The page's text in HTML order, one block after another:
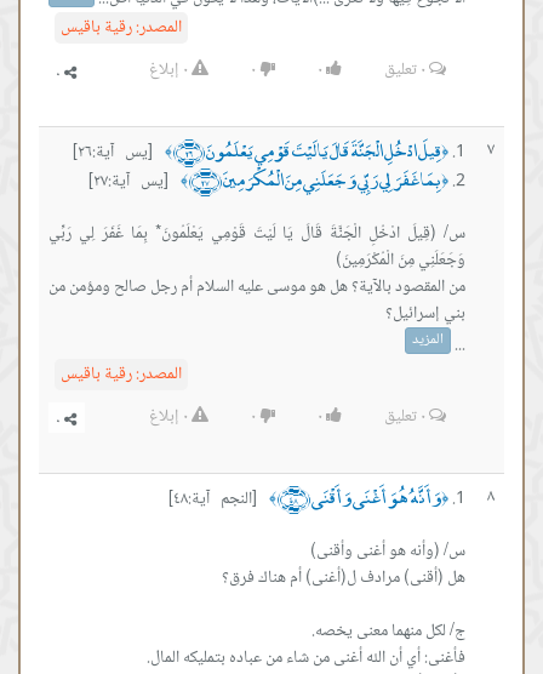
المصدر:رقية باقيس
٠تعليق ٠ ٠ ٠ إبلاغ
٧ ﴿قِيلَ ادْخُلِ الْجَنَّةَ قَالَ يَا لَيْتَ قَوْمِي يَعْلَمُونَ ﴿٢٦﴾ ﴾ [يس آية:٢٦]
﴿بِمَا غَفَرَ لِي رَبِّي وَجَعَلَنِي مِنَ الْمُكْرَمِينَ ﴿٢٧﴾ ﴾
[يس آية:٢٧]
س/ (قِيلَ ادْخُلِ الْجَنَّةَ قَالَ يَا لَيْتَ قَوْمِي يَعْلَمُونَ* بِمَا غَفَرَ لِي رَبِّي
من المقصود بالآية؟ هل هو موسى عليه السلام أم رجل صالح ومؤمن من
... المزيد
المصدر:رقية باقيس
٠تعليق ٠ ٠ ٠ إبلاغ
٨ ﴿وَأَنَّهُ هُوَ أَغْنَى وَأَقْنَى ﴿٤٨﴾ ﴾
[النجم آية:٤٨]